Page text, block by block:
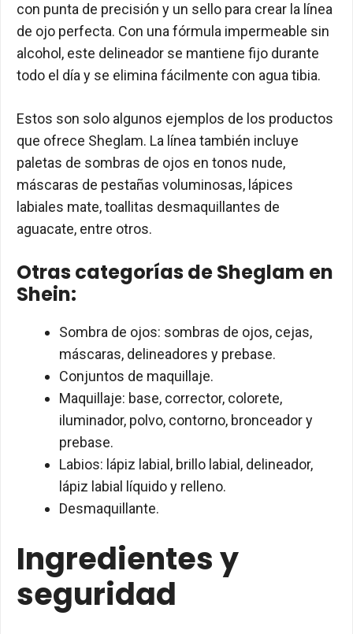
con punta de precisión y un sello para crear la línea
de ojo perfecta. Con una fórmula impermeable sin
alcohol, este delineador se mantiene fijo durante
todo el día y se elimina fácilmente con agua tibia.
Estos son solo algunos ejemplos de los productos
que ofrece Sheglam. La línea también incluye
paletas de sombras de ojos en tonos nude,
máscaras de pestañas voluminosas, lápices
labiales mate, toallitas desmaquillantes de
aguacate, entre otros.
Otras categorías de Sheglam en
Shein:
Sombra de ojos: sombras de ojos, cejas,
máscaras, delineadores y prebase.
Conjuntos de maquillaje.
Maquillaje: base, corrector, colorete,
iluminador, polvo, contorno, bronceador y
prebase.
Labios: lápiz labial, brillo labial, delineador,
lápiz labial líquido y relleno.
Desmaquillante.
Ingredientes y
seguridad